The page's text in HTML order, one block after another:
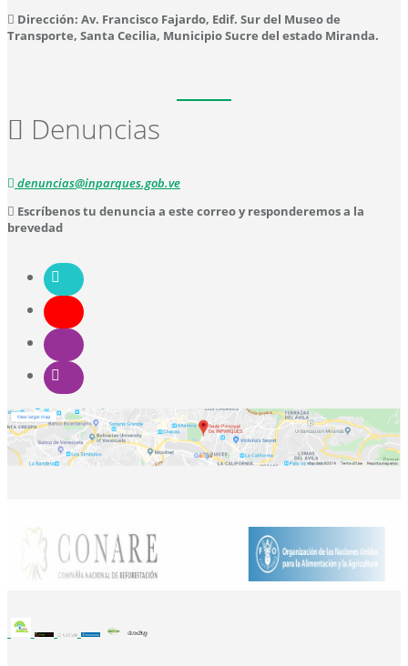
Dirección: Av. Francisco Fajardo, Edif. Sur del Museo de
Transporte, Santa Cecilia, Municipio Sucre del estado Miranda.
Denuncias
denuncias@inparques.gob.ve
Escríbenos tu denuncia a este correo y responderemos a la
brevedad